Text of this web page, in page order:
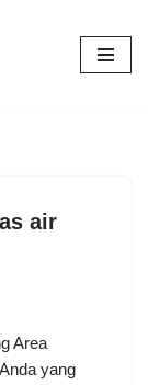
air
Area
yang